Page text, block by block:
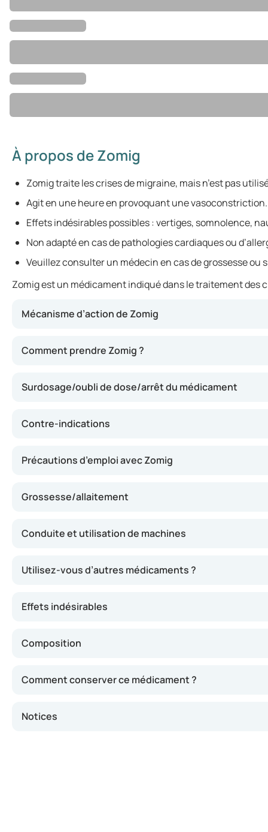
À propos de Zomig
Zomig traite les crises de migraine, mais n’est pas
Agit en une heure en provoquant une vasoconstriction.
Effets indésirables possibles : vertiges, somnolence,
Non adapté en cas de pathologies cardiaques ou
Veuillez consulter un médecin en cas de grossesse ou
Zomig est un médicament indiqué dans le traitement des
Mécanisme d’action de Zomig
Comment prendre Zomig ?
Surdosage/oubli de dose/arrêt du médicament
Contre-indications
Précautions d’emploi avec Zomig
Grossesse/allaitement
Conduite et utilisation de machines
Utilisez-vous d’autres médicaments ?
Effets indésirables
Composition
Comment conserver ce médicament ?
Notices